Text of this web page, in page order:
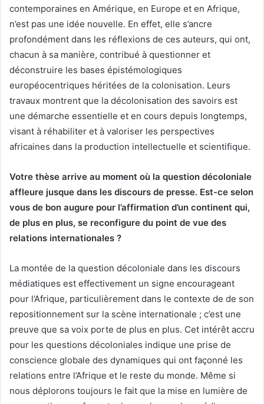
contemporaines en Amérique, en Europe et en Afrique,
n’est pas une idée nouvelle. En effet, elle s’ancre
profondément dans les réflexions de ces auteurs, qui ont,
chacun à sa manière, contribué à questionner et
déconstruire les bases épistémologiques
européocentriques héritées de la colonisation. Leurs
travaux montrent que la décolonisation des savoirs est
une démarche essentielle et en cours depuis longtemps,
visant à réhabiliter et à valoriser les perspectives
africaines dans la production intellectuelle et scientifique.
Votre thèse arrive au moment où la question décoloniale
affleure jusque dans les discours de presse. Est-ce selon
vous de bon augure pour l’affirmation d’un continent qui,
de plus en plus, se reconfigure du point de vue des
relations internationales ?
La montée de la question décoloniale dans les discours
médiatiques est effectivement un signe encourageant
pour l’Afrique, particulièrement dans le contexte de de son
repositionnement sur la scène internationale ; c’est une
preuve que sa voix porte de plus en plus. Cet intérêt accru
pour les questions décoloniales indique une prise de
conscience globale des dynamiques qui ont façonné les
relations entre l’Afrique et le reste du monde. Même si
nous déplorons toujours le fait que la mise en lumière de